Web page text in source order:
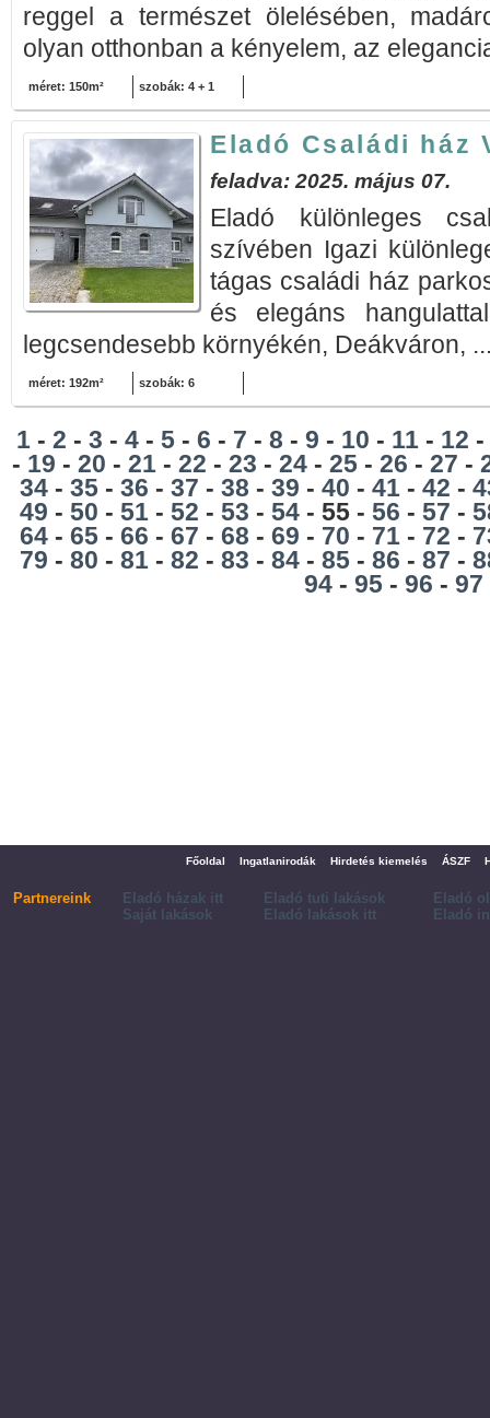
reggel a természet ölelésében,
olyan otthonban a kényelem, az
méret: 150m² szobák: 4 + 1
Eladó Családi ház
feladva: 2025. május 07.
Eladó különleges
szívében Igazi
tágas családi ház
és elegáns
legcsendesebb környékén, Deákváron,
méret: 192m² szobák: 6
1 - 2 - 3 - 4 - 5 - 6 - 7 - 8 - 9 - 10 - 11 - 12 -
- 19 - 20 - 21 - 22 - 23 - 24 - 25 - 26 - 27 -
34 - 35 - 36 - 37 - 38 - 39 - 40 - 41 - 42 -
49 - 50 - 51 - 52 - 53 - 54 - 55 - 56 - 57 -
64 - 65 - 66 - 67 - 68 - 69 - 70 - 71 - 72 -
79 - 80 - 81 - 82 - 83 - 84 - 85 - 86 - 87 -
94 - 95 - 96 - 97
Főoldal Ingatlanirodák Hirdetés kiemelés ÁSZF
Partnereink Eladó házak itt Eladó tuti lakások
Eladó
Saját lakások
Eladó lakások itt Eladó